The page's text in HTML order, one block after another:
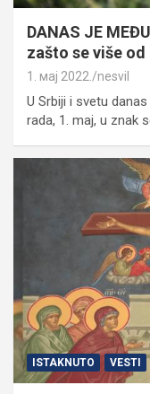
DANAS JE
zašto se više
1. мај 2022. nesvil
U Srbiji i svetu
rada, 1. maj, u znak
ISTAKNUTO VESTI